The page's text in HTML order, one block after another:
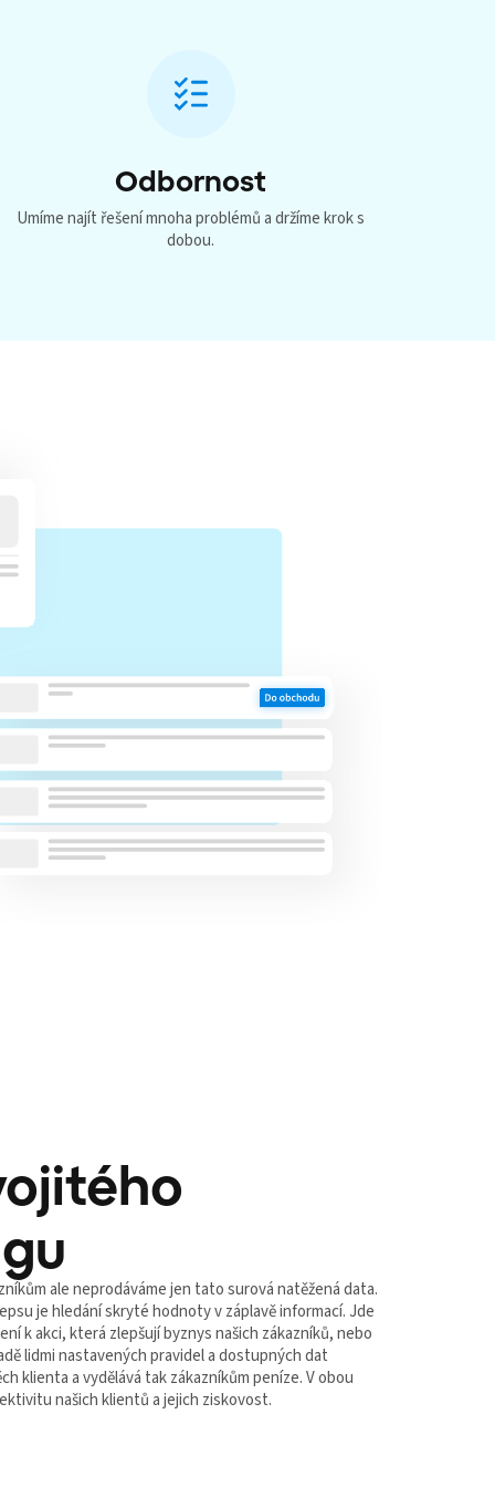
Odbornost
Umíme najít řešení mnoha problémů a držíme krok s
dobou.
ale neprodáváme jen tato surová natěžená data.
je hledání skryté hodnoty v záplavě informací. Jde
k akci, která zlepšují byznys našich zákazníků, nebo
lidmi nastavených pravidel a dostupných dat
klienta a vydělává tak zákazníkům peníze. V obou
našich klientů a jejich ziskovost.